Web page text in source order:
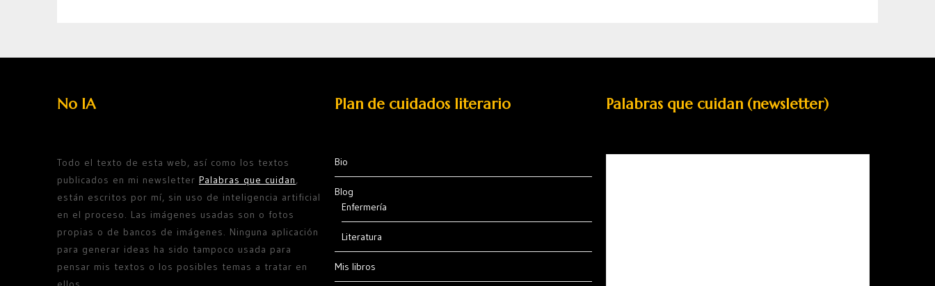
No IA
Todo el texto de esta web, así como los textos
publicados en mi newsletter Palabras que cuidan,
están escritos por mí, sin uso de inteligencia artificial
en el proceso. Las imágenes usadas son o fotos
propias o de bancos de imágenes. Ninguna aplicación
para generar ideas ha sido tampoco usada para
pensar mis textos o los posibles temas a tratar en
Plan de cuidados literario
Bio
Blog
Enfermería
Literatura
Mis libros
Palabras que cuidan (newsletter)